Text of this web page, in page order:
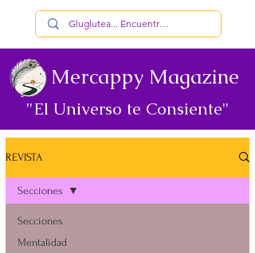
Mercappy Magazine
"El Universo te Consiente"
REVISTA
Secciones
Mentalidad
Secciones